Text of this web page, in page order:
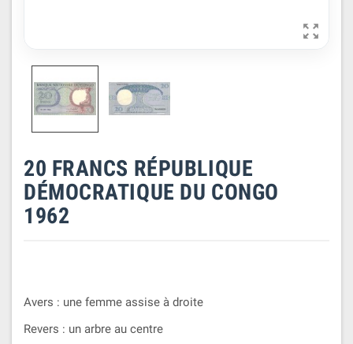

20 FRANCS RÉPUBLIQUE
DÉMOCRATIQUE DU CONGO
1962
Avers : une femme assise à droite
Revers : un arbre au centre